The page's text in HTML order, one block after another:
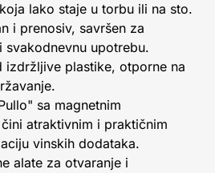
lako staje u torbu ili na sto.
i prenosiv, savršen za
svakodnevnu upotrebu.
izdržljive plastike, otporne na
sa magnetnim
atraktivnim i praktičnim
vinskih dodataka.
alate za otvaranje i